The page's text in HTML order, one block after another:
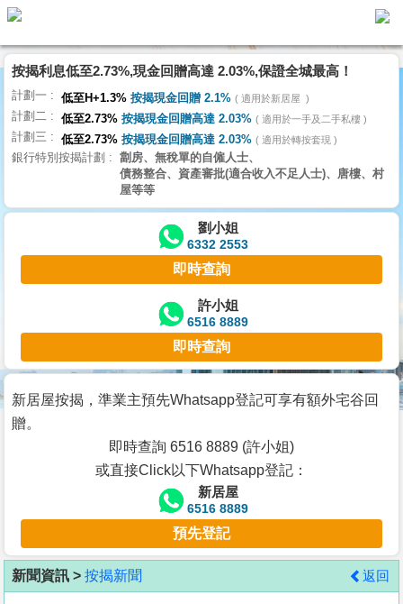
理
主
頁
搵
樓/
交
業
主
宅
谷
按
客
地
按揭利息低至2.73%,現金回贈高達 2.03%,保證全城最高！
計劃一 低至H+1.3% 按揭現金回贈 2.1% 適用於新居屋
計劃二 低至2.73% 按揭現金回贈高達 2.03% 適用於一手及二手私樓
計劃三 低至2.73% 按揭現金回贈高達 2.03% 適用於轉按套現
銀行特別按揭計劃
劏房、無稅單的自僱人士、
債務整合、資產審批(適合收入不足人士)、唐樓、村
屋等等
劉小姐
6332 2553
即時查詢
許小姐
6516 8889
即時查詢
新居屋按揭，準業主預先Whatsapp登記可享有額外宅谷回
贈。
即時查詢 6516 8889 (許小姐)
或直接Click以下Whatsapp登記：
新居屋
6516 8889
預先登記
新聞資訊 > 按揭新聞 返回